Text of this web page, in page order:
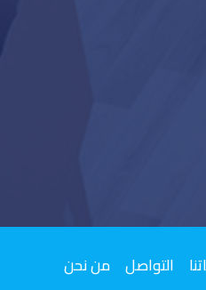
التواصل من نحن